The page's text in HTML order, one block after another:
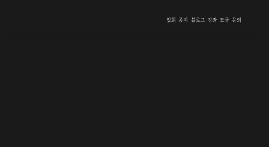
입회 공지 블로그 강좌 모금 문의